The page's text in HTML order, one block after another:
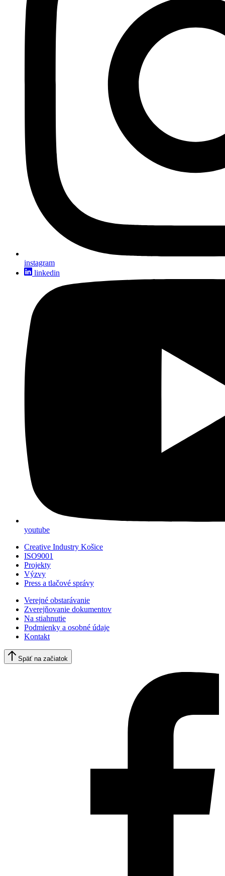
instagram
linkedin
youtube
Creative Industry Košice
ISO9001
Projekty
Výzvy
Press a tlačové správy
Verejné obstarávanie
Zverejňovanie dokumentov
Na stiahnutie
Podmienky a osobné údaje
Kontakt
Späť na začiatok